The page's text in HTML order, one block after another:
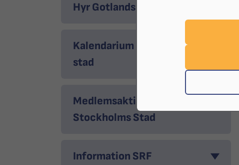
Hyr Gotlandssalen
Kalendarium SRF Stockholms
stad
Medlemsaktiviteter SRF
Stockholms Stad
Information SRF